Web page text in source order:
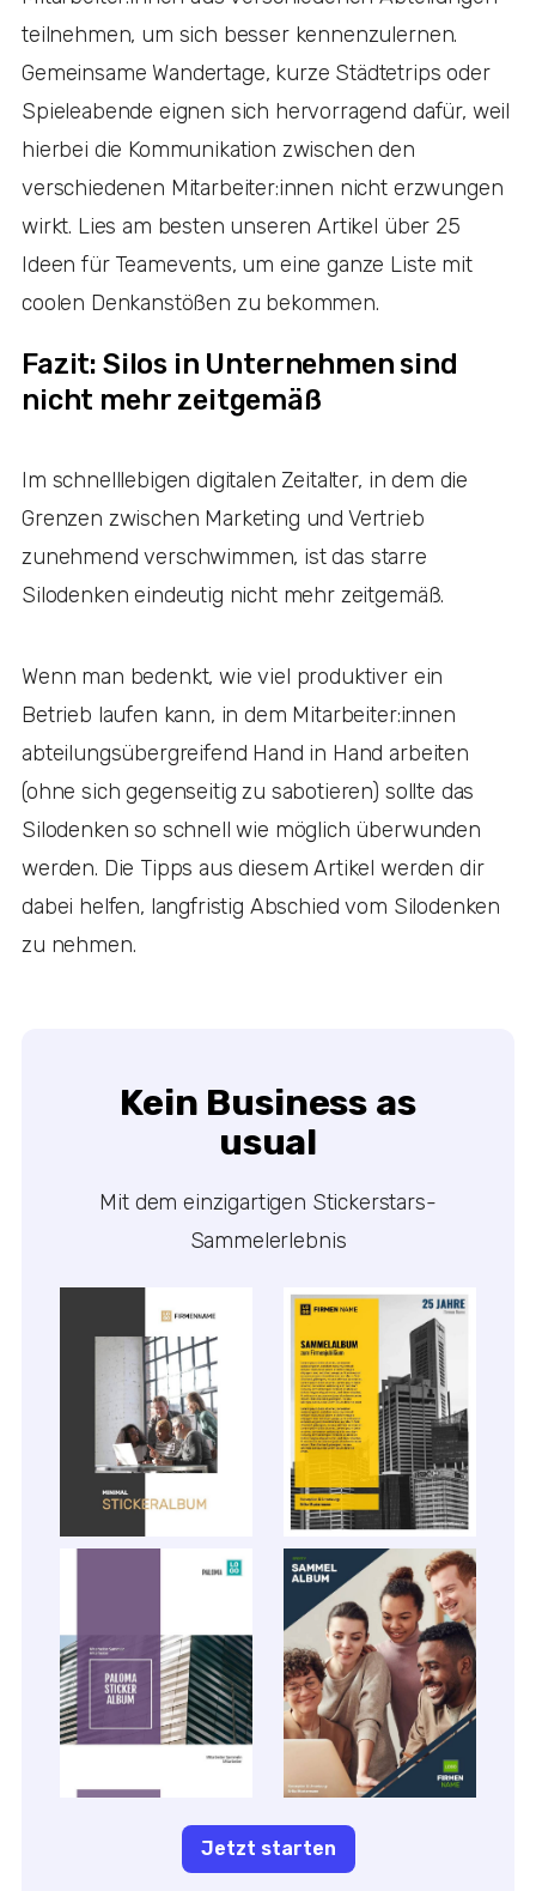
teilnehmen, um sich besser kennenzulernen.
Gemeinsame Wandertage, kurze Städtetrips oder
Spieleabende eignen sich hervorragend dafür, weil
hierbei die Kommunikation zwischen den
verschiedenen Mitarbeiter:innen nicht erzwungen
wirkt. Lies am besten unseren Artikel über 25
Ideen für Teamevents, um eine ganze Liste mit
coolen Denkanstößen zu bekommen.
Fazit: Silos in Unternehmen sind
nicht mehr zeitgemäß
Im schnelllebigen digitalen Zeitalter, in dem die
Grenzen zwischen Marketing und Vertrieb
zunehmend verschwimmen, ist das starre
Silodenken eindeutig nicht mehr zeitgemäß.
Wenn man bedenkt, wie viel produktiver ein
Betrieb laufen kann, in dem Mitarbeiter:innen
abteilungsübergreifend Hand in Hand arbeiten
(ohne sich gegenseitig zu sabotieren) sollte das
Silodenken so schnell wie möglich überwunden
werden. Die Tipps aus diesem Artikel werden dir
dabei helfen, langfristig Abschied vom Silodenken
zu nehmen.
Kein Business as
usual
Mit dem einzigartigen Stickerstars-
Sammelerlebnis
Jetzt starten